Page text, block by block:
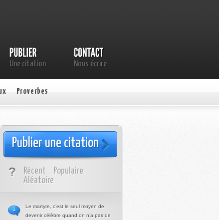
Une citation Nous écrire
Proverbes
Publier une citation
Récent
Populaire
Aléatoire
Le martyre, c’est le seul moyen de
devenir célèbre quand on n’a pas de
1